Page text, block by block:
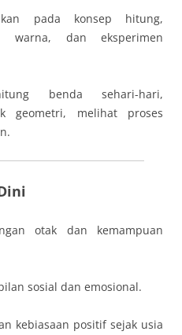
pada konsep hitung,
warna, dan eksperimen
benda sehari-hari,
geometri, melihat proses
otak dan kemampuan
sosial dan emosional.
kebiasaan positif sejak usia